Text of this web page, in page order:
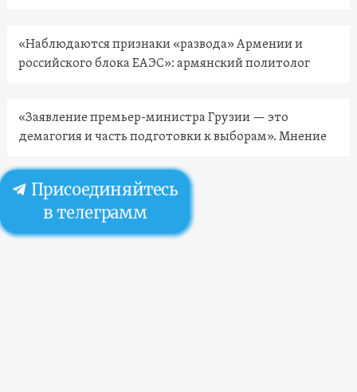
«Наблюдаются признаки «развода» Армении и
российского блока ЕАЭС»: армянский политолог
«Заявление премьер-министра Грузии — это
демагогия и часть подготовки к выборам». Мнение
Присоединяйтесь
в телеграмм